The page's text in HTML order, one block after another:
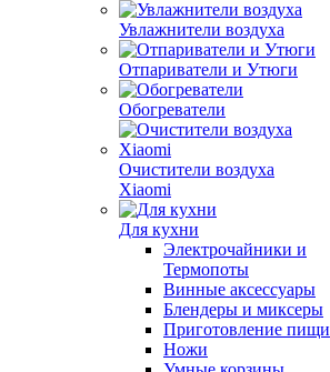
Увлажнители воздуха
Отпариватели и Утюги
Обогреватели
Очистители воздуха
Xiaomi
Для кухни
Электрочайники и
Термопоты
Винные аксессуары
Блендеры и миксеры
Приготовление пищи
Ножи